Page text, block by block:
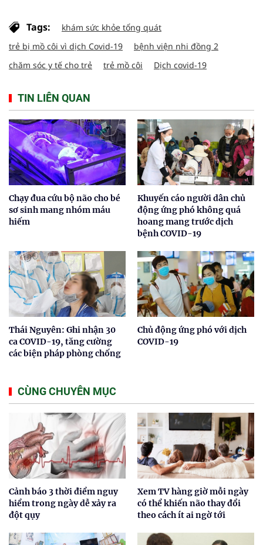
Tags:
khám sức khỏe tổng quát
trẻ bị mồ côi vì dịch Covid-19
bệnh viện nhi đồng 2
chăm sóc y tế cho trẻ
trẻ mồ côi Dịch covid-19
TIN LIÊN QUAN
Chạy đua cứu bộ não cho bé
sơ sinh mang nhóm máu
hiếm
Khuyến cáo người dân chủ
động ứng phó không quá
hoang mang trước dịch
bệnh COVID-19
Thái Nguyên: Ghi nhận 30
ca COVID-19, tăng cường
các biện pháp phòng chống
Chủ động ứng phó với dịch
COVID-19
CÙNG CHUYÊN MỤC
Cảnh báo 3 thời điểm nguy
hiểm trong ngày dễ xảy ra
đột qụy
Xem TV hàng giờ mỗi ngày
có thể khiến não thay đổi
theo cách ít ai ngờ tới